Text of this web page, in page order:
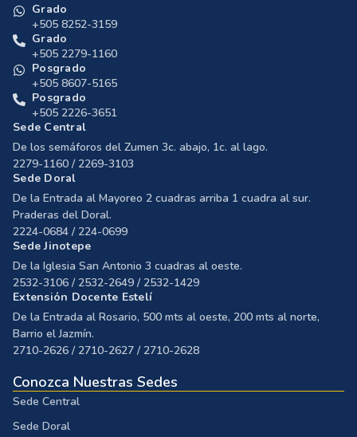
Grado
+505 8252-3159
Grado
+505 2279-1160
Posgrado
+505 8607-5165
Posgrado
+505 2226-3651
Sede Central
De los semáforos del Zumen 3c. abajo, 1c. al lago.
2279-1160 / 2269-3103
Sede Doral
De la Entrada al Mayoreo 2 cuadras arriba 1 cuadra al sur.
Praderas del Doral.
2224-0684 / 224-0699
Sede Jinotepe
De la Iglesia San Antonio 3 cuadras al oeste.
2532-3106 / 2532-2649 / 2532-1429
Extensión Docente Estelí
De la Entrada al Rosario, 500 mts al oeste, 200 mts al norte,
Barrio el Jazmín.
2710-2626 / 2710-2627 / 2710-2628
Conozca Nuestras Sedes
Sede Central
Sede Doral